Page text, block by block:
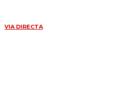
VIA DIRECTA